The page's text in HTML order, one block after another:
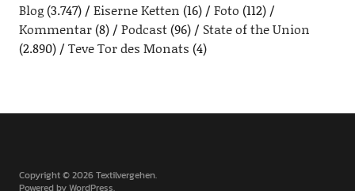
Blog(3.747) Eiserne Ketten (16) Foto (112)
Kommentar(8) Podcast(96)
State of the Union
(2.890)
Teve Tor des Monats (4)
Copyright © 2026 Textilvergehen
Powered byWordPress